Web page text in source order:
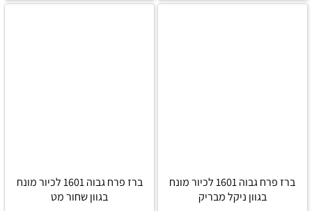
ברז פרח גבוה 1601 לכיור מונח
בגוון ניקל מבריק
ברז פרח גבוה 1601 לכיור מונח
בגוון שחור מט